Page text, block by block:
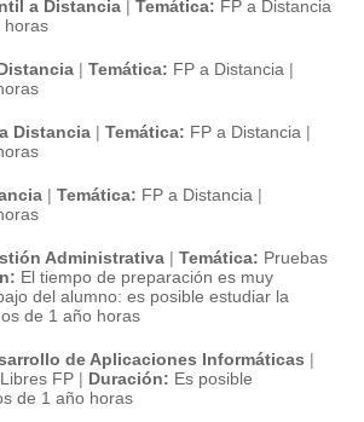
a Distancia | Temática: FP a Distancia
horas
| Temática: FP a Distancia |
Distancia | Temática: FP a Distancia |
| Temática: FP a Distancia |
Administrativa | Temática: Pruebas
El tiempo de preparación es muy
del alumno: es posible estudiar la
de 1 año horas
de Aplicaciones Informáticas |
FP | Duración: Es posible
de 1 año horas